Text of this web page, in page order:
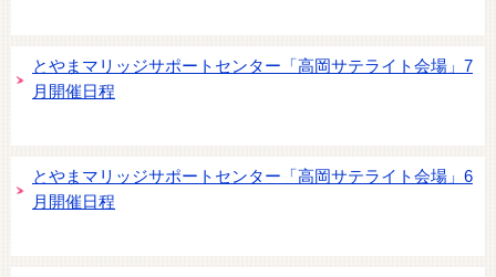
とやまマリッジサポートセンター「高岡サテライト会場」7
月開催日程
とやまマリッジサポートセンター「高岡サテライト会場」6
月開催日程